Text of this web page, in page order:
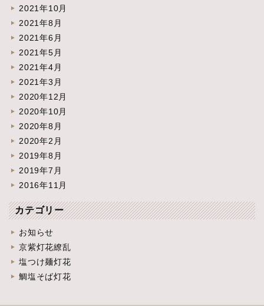
2021年10月
2021年8月
2021年6月
2021年5月
2021年4月
2021年3月
2020年12月
2020年10月
2020年8月
2020年2月
2019年8月
2019年7月
2016年11月
カテゴリー
お知らせ
京紫灯花繚乱
塩つけ麺灯花
鯛塩そば灯花